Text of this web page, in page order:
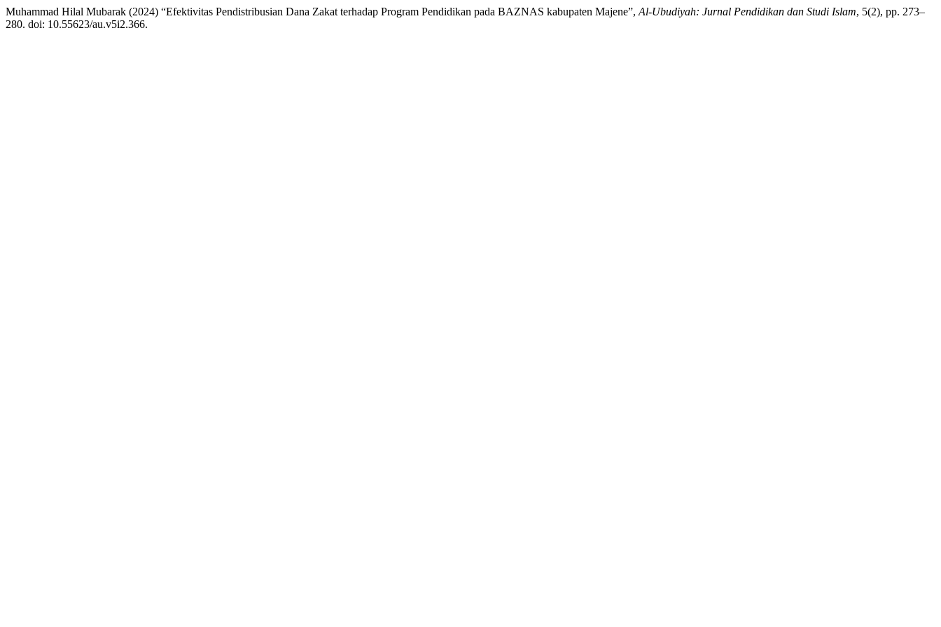
Muhammad Hilal Mubarak (2024) “Efektivitas Pendistribusian Dana Zakat terhadap Program Pendidikan pada BAZNAS kabupaten Majene”, Al-Ubudiyah: Jurnal Pendidikan dan Studi Islam, 5(2), pp. 273–
280. doi: 10.55623/au.v5i2.366.